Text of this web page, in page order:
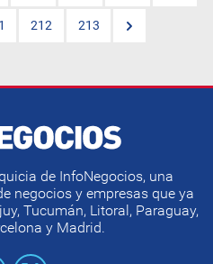
212 213
de InfoNegocios, una
negocios y empresas que ya
Tucumán, Litoral, Paraguay,
y Madrid.